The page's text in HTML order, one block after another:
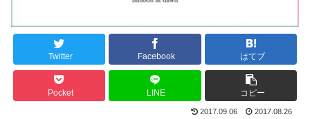
Twitter Facebook はてブ
Pocket LINE コピー
2017.09.06 2017.08.26